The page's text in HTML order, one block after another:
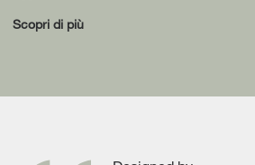
Scopri di più